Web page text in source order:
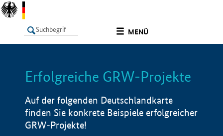
MENÜ
LISTE Info
Erfolgreiche GRW-Projekte
Auf der folgenden Deutschlandkarte
finden Sie konkrete Beispiele erfolgreicher
GRW-Projekte!